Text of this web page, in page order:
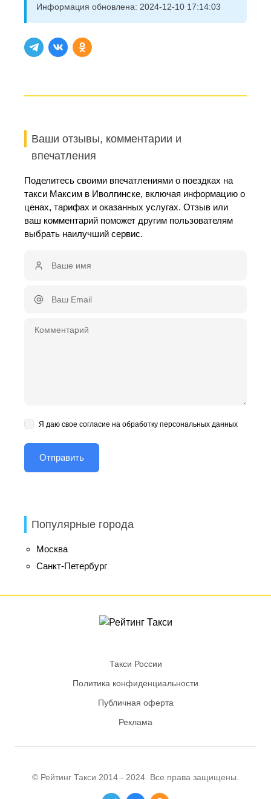
Информация обновлена: 2024-12-10 17:14:03
Ваши отзывы, комментарии и
впечатления
Поделитесь своими впечатлениями о поездках на
такси Максим в Иволгинске, включая информацию о
ценах, тарифах и оказанных услугах. Отзыв или
ваш комментарий поможет другим пользователям
выбрать наилучший сервис.
Я даю свое согласие на обработку персональных данных
Популярные города
Москва
Санкт-Петербург
Такси России
Политика конфиденциальности
Публичная оферта
Реклама
© Рейтинг Такси 2014 - 2024. Все права защищены.